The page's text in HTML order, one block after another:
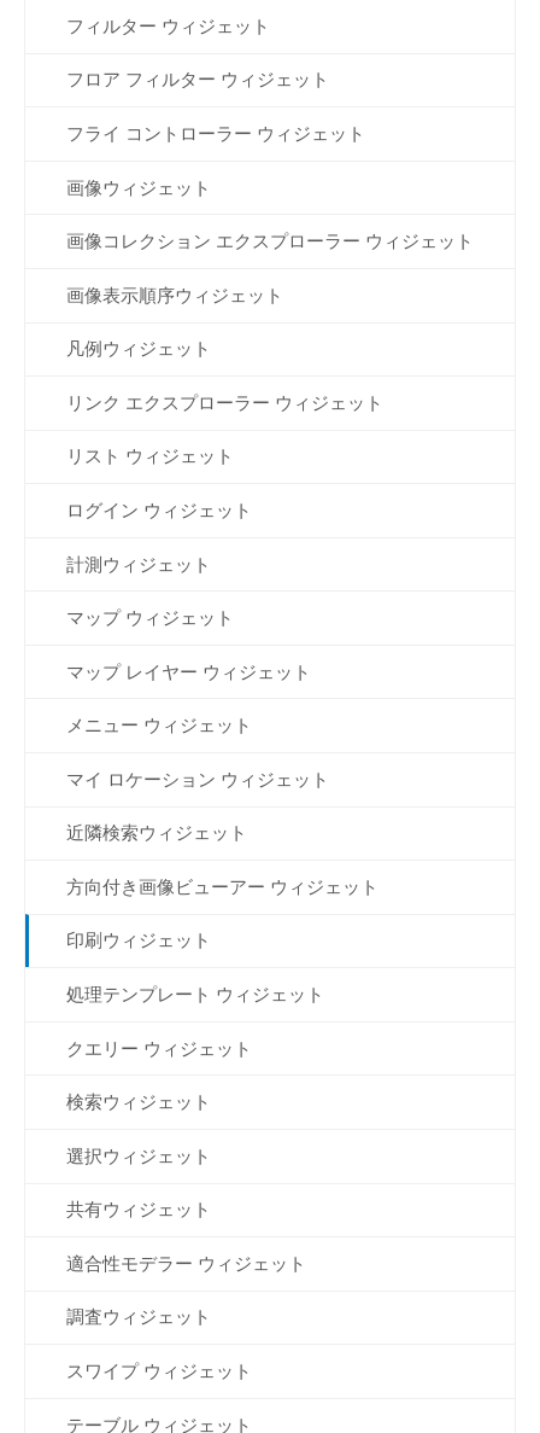
フィルター ウィジェット
フロア フィルター ウィジェット
フライ コントローラー ウィジェット
画像ウィジェット
画像コレクション エクスプローラー ウィジェット
画像表示順序ウィジェット
凡例ウィジェット
リンク エクスプローラー ウィジェット
リスト ウィジェット
ログイン ウィジェット
計測ウィジェット
マップ ウィジェット
マップ レイヤー ウィジェット
メニュー ウィジェット
マイ ロケーション ウィジェット
近隣検索ウィジェット
方向付き画像ビューアー ウィジェット
印刷ウィジェット
処理テンプレート ウィジェット
クエリー ウィジェット
検索ウィジェット
選択ウィジェット
共有ウィジェット
適合性モデラー ウィジェット
調査ウィジェット
スワイプ ウィジェット
テーブル ウィジェット